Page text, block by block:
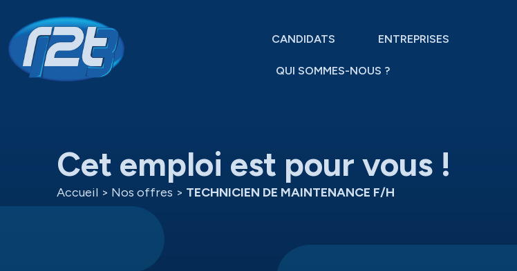
CANDIDATS ENTREPRISES
QUI SOMMES-NOUS ?
Cet emploi est pour vous !
Accueil > Nos offres > TECHNICIEN DE MAINTENANCE F/H